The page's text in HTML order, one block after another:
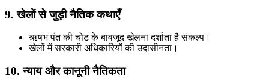
9. खेलों से जुड़ी नैतिक कथाएँ
ऋषभ पंत की चोट के बावजूद खेलना दर्शाता है संकल्प।
खेलों में सरकारी अधिकारियों की उदासीनता।
10. न्याय और कानूनी नैतिकता